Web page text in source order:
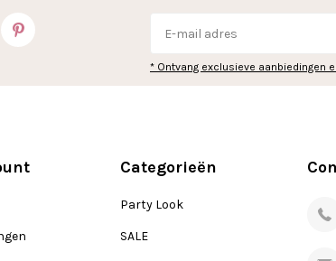
* Ontvang exclusieve aanbiedingen
Categorieën
Party Look
SALE